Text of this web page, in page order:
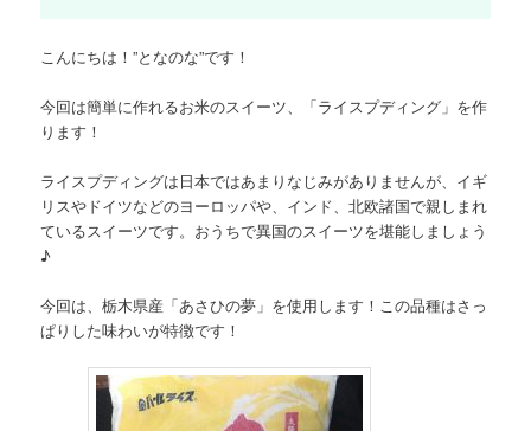
こんにちは！”となのな”です！
今回は簡単に作れるお米のスイーツ、「ライスプディング」を作
ります！
ライスプディングは日本ではあまりなじみがありませんが、イギ
リスやドイツなどのヨーロッパや、インド、北欧諸国で親しまれ
ているスイーツです。おうちで異国のスイーツを堪能しましょう
♪
今回は、栃木県産「あさひの夢」を使用します！この品種はさっ
ぱりした味わいが特徴です！